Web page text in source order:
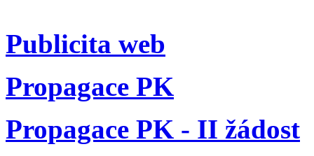
Publicita web
Propagace PK
Propagace PK - II žádost